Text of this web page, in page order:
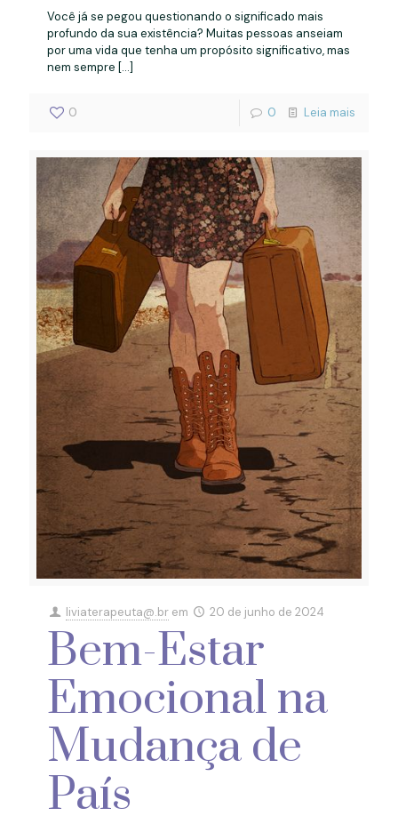
Você já se pegou questionando o significado mais
profundo da sua existência? Muitas pessoas anseiam
por uma vida que tenha um propósito significativo, mas
nem sempre […]
0 0 Leia mais
liviaterapeuta@.br em 20 de junho de 2024
Bem-Estar
Emocional na
Mudança de
País